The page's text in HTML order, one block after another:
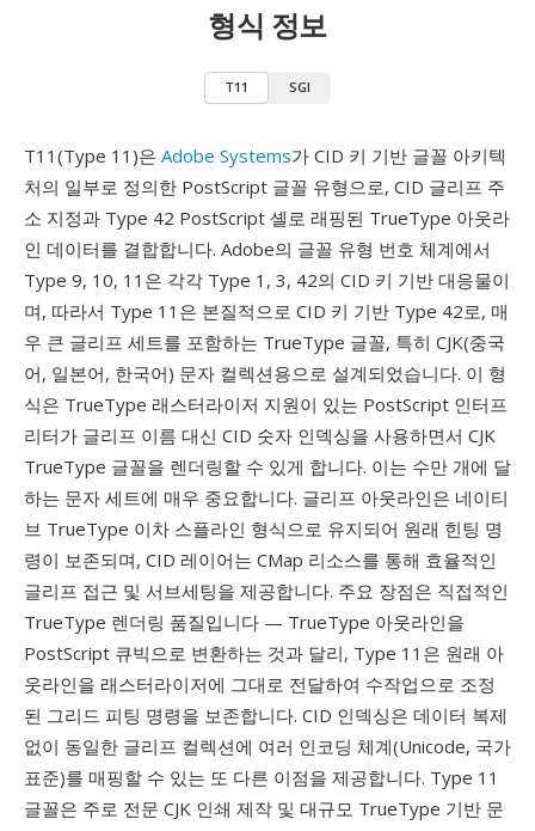
형식 정보
T11 SGI
T11(Type 11)은 Adobe Systems가 CID 키 기반 글꼴 아키텍
처의 일부로 정의한 PostScript 글꼴 유형으로, CID 글리프 주
소 지정과 Type 42 PostScript 셸로 래핑된 TrueType 아웃라
인 데이터를 결합합니다. Adobe의 글꼴 유형 번호 체계에서
Type 9, 10, 11은 각각 Type 1, 3, 42의 CID 키 기반 대응물이
며, 따라서 Type 11은 본질적으로 CID 키 기반 Type 42로, 매
우 큰 글리프 세트를 포함하는 TrueType 글꼴, 특히 CJK(중국
어, 일본어, 한국어) 문자 컬렉션용으로 설계되었습니다. 이 형
식은 TrueType 래스터라이저 지원이 있는 PostScript 인터프
리터가 글리프 이름 대신 CID 숫자 인덱싱을 사용하면서 CJK
TrueType 글꼴을 렌더링할 수 있게 합니다. 이는 수만 개에 달
하는 문자 세트에 매우 중요합니다. 글리프 아웃라인은 네이티
브 TrueType 이차 스플라인 형식으로 유지되어 원래 힌팅 명
령이 보존되며, CID 레이어는 CMap 리소스를 통해 효율적인
글리프 접근 및 서브세팅을 제공합니다. 주요 장점은 직접적인
TrueType 렌더링 품질입니다 — TrueType 아웃라인을
PostScript 큐빅으로 변환하는 것과 달리, Type 11은 원래 아
웃라인을 래스터라이저에 그대로 전달하여 수작업으로 조정
된 그리드 피팅 명령을 보존합니다. CID 인덱싱은 데이터 복제
없이 동일한 글리프 컬렉션에 여러 인코딩 체계(Unicode, 국가
표준)를 매핑할 수 있는 또 다른 이점을 제공합니다. Type 11
글꼴은 주로 전문 CJK 인쇄 제작 및 대규모 TrueType 기반 문